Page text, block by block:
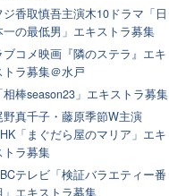
ジ香取慎吾主演木10ドラマ「日
一の最低男」エキストラ募集
ブコメ映画『隣のステラ』エキ
トラ募集＠水戸
相棒season23」エキストラ募集
野真千子・藤原季節W主演
「まぐだら屋のマリア」エキ
トラ募集
テレビ「検証バラエティー番
」エキストラ募集